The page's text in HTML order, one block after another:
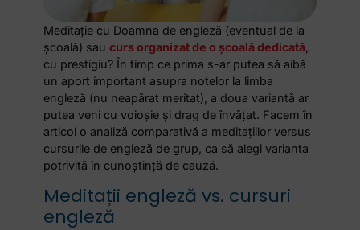
Meditație cu Doamna de engleză (eventual de la
școală) saucurs organizat de o școală dedicată,
cu prestigiu? În timp ce prima s-ar putea să aibă
un aport important asupra notelor la limba
engleză (nu neapărat meritat), a doua variantă ar
putea veni cu voioșie și drag de învățat. Facem în
articol o analiză comparativă a meditațiilor versus
cursurile de engleză de grup, ca să alegi varianta
potrivită în cunoștință de cauză.
Meditații engleză vs. cursuri
engleză